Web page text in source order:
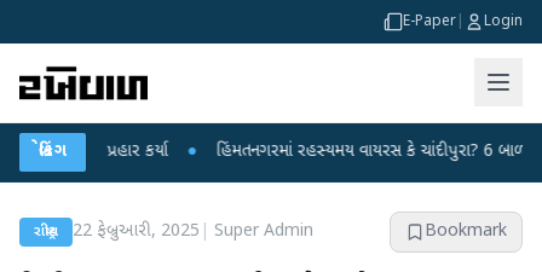
E-Paper Login
બ્રેકિંગ
પર પ્રહાર કર્યા ● હિંમતનગરમાં રહસ્યમય વાયરસ કે ચાંદીપુરા? 6 બાળકોના
રાષ્ટ્રીય 22 ફેબ્રુઆરી, 2025 Super Admin Bookmark